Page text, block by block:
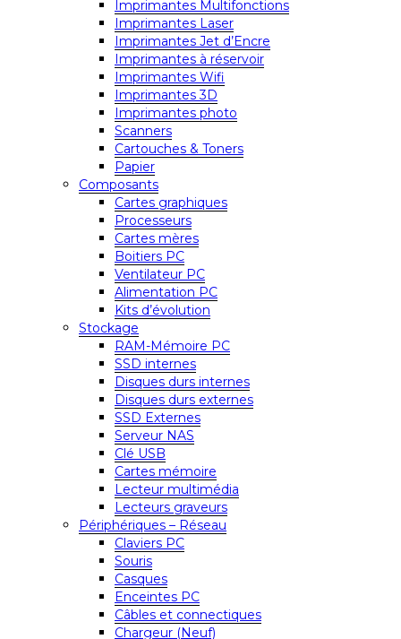
Imprimantes Multifonctions
Imprimantes Laser
Imprimantes Jet d’Encre
Imprimantes à réservoir
Imprimantes Wifi
Imprimantes 3D
Imprimantes photo
Scanners
Cartouches & Toners
Papier
Composants
Cartes graphiques
Processeurs
Cartes mères
Boitiers PC
Ventilateur PC
Alimentation PC
Kits d’évolution
Stockage
RAM-Mémoire PC
SSD internes
Disques durs internes
Disques durs externes
SSD Externes
Serveur NAS
Clé USB
Cartes mémoire
Lecteur multimédia
Lecteurs graveurs
Périphériques – Réseau
Claviers PC
Souris
Casques
Enceintes PC
Câbles et connectiques
Chargeur (Neuf)